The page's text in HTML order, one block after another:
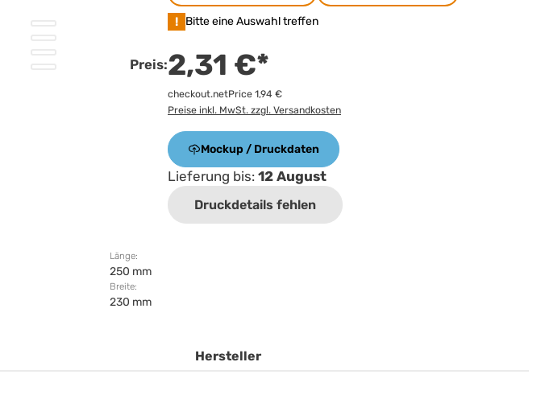
! Bitte eine Auswahl treffen
Preis:2,31 €*
checkout.netPrice 1,94 €
Preise inkl. MwSt. zzgl. Versandkosten
Mockup / Druckdaten
Lieferung bis: 12 August
Druckdetails fehlen
Länge:
250 mm
Breite:
230 mm
Hersteller